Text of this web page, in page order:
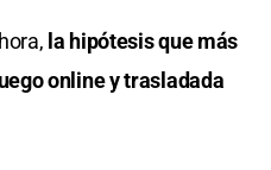
la hipótesis que más
online y trasladada